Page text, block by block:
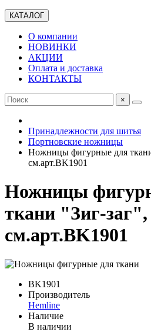
КАТАЛОГ
О компании
НОВИНКИ
АКЦИИ
Оплата и доставка
КОНТАКТЫ
×
Принадлежности для шитья
Портновские ножницы
Ножницы фигурные для
см.арт.BK1901
Ножницы
ткани "Зиг-заг",
см.арт.BK1901
BK1901
Производитель
Hemline
Наличие
В наличии